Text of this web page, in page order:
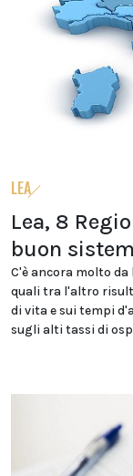
LEA
Lea, 8
buon
C'è ancora molto
quali tra l'altro
di vita e sui tempi
sugli alti tassi di